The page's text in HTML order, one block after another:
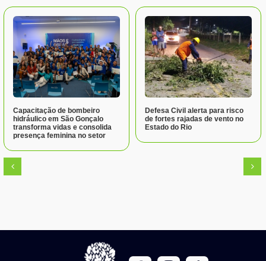
Capacitação de bombeiro
hidráulico em São Gonçalo
transforma vidas e consolida
presença feminina no setor
Defesa Civil alerta para risco
de fortes rajadas de vento no
Estado do Rio